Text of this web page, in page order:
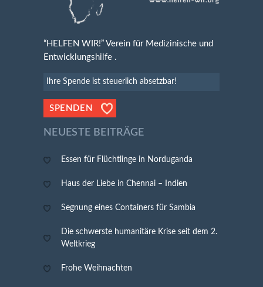
“HELFEN WIR!” Verein für Medizinische und
Entwicklungshilfe .
Ihre Spende ist steuerlich absetzbar!
SPENDEN
NEUESTE BEITRÄGE
Essen für Flüchtlinge in Norduganda
Haus der Liebe in Chennai – Indien
Segnung eines Containers für Sambia
Die schwerste humanitäre Krise seit dem 2.
Weltkrieg
Frohe Weihnachten